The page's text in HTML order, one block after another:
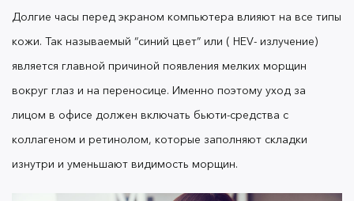
глазами после трудового дня? На самом деле
причиной может быть не только недосып и
дефицит отдыха.Если вы долго сидите за
гемоглобина. Молекулы проникают сквозь стенки
окружающей ткани и окрашивают ее синий цвет.
Долгие часы перед экраном компьютера влияют на все типы
кожи. Так называемый “синий цвет” или ( HEV- излучение)
является главной причиной появления мелких морщин
вокруг глаз и на переносице. Именно поэтому уход за
лицом в офисе должен включать бьюти-средства с
коллагеном и ретинолом, которые заполняют складки
изнутри и уменьшают видимость морщин.